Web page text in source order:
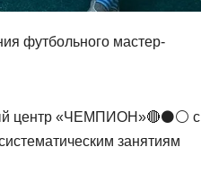
футбольного мастер-
центр «ЧЕМПИОН»🔴⚫⚪ с
занятиям